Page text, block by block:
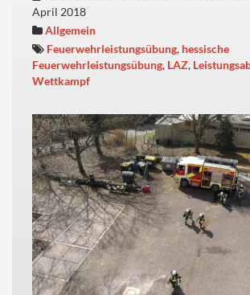
April 2018
Allgemein
Feuerwehrleistungsübung, hessische
Feuerwehrleistungsübung, LAZ,
Wettkampf